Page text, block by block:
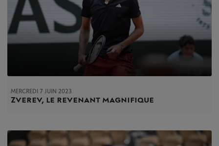
MERCREDI 7 JUIN 2023
Zverev, le revenant magnifique